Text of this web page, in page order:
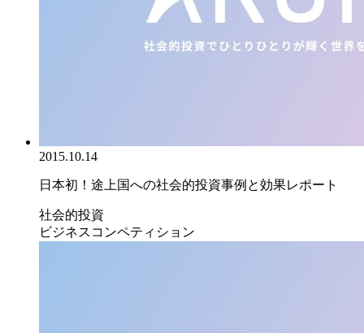
2015.10.14
日本初！途上国への社会的投資事例と効果レポート
社会的投資
ビジネスコンペティション